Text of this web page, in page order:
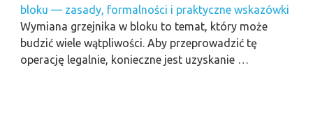
bloku — zasady, formalności i praktyczne wskazówki
Wymiana grzejnika w bloku to temat, który może
budzić wiele wątpliwości. Aby przeprowadzić tę
operację legalnie, konieczne jest uzyskanie …